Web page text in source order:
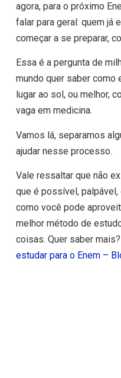
agora, para o próximo
falar para geral: quem já
começar a se preparar,
Essa é a pergunta de
mundo quer saber como
lugar ao sol, ou melhor,
vaga em medicina.
Vamos lá, separamos
ajudar nesse processo.
Vale ressaltar que não
que é possível,
como você pode
melhor método de
coisas. Quer saber
estudar para o Enem –